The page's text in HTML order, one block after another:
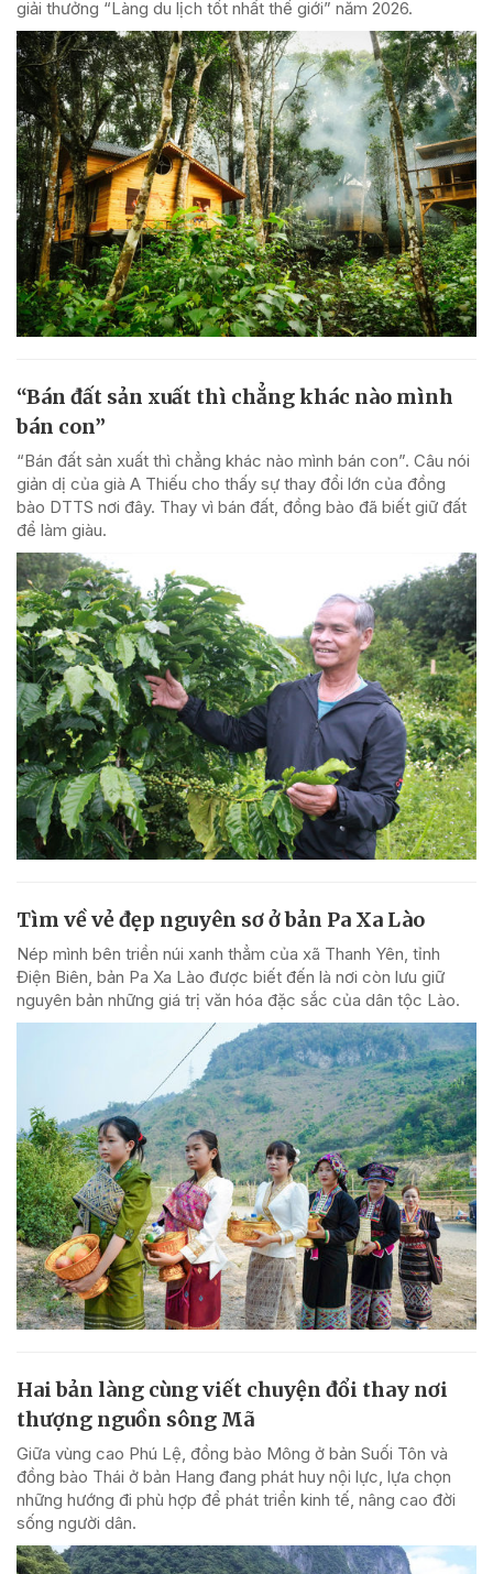
giải thưởng “Làng du lịch tốt nhất thế giới” năm 2026.
“Bán đất sản xuất thì chẳng khác nào mình
bán con”
“Bán đất sản xuất thì chẳng khác nào mình bán con”. Câu nói
giản dị của già A Thiếu cho thấy sự thay đổi lớn của đồng
bào DTTS nơi đây. Thay vì bán đất, đồng bào đã biết giữ đất
để làm giàu.
Tìm về vẻ đẹp nguyên sơ ở bản Pa Xa Lào
Nép mình bên triền núi xanh thẳm của xã Thanh Yên, tỉnh
Điện Biên, bản Pa Xa Lào được biết đến là nơi còn lưu giữ
nguyên bản những giá trị văn hóa đặc sắc của dân tộc Lào.
Hai bản làng cùng viết chuyện đổi thay nơi
thượng nguồn sông Mã
Giữa vùng cao Phú Lệ, đồng bào Mông ở bản Suối Tôn và
đồng bào Thái ở bản Hang đang phát huy nội lực, lựa chọn
những hướng đi phù hợp để phát triển kinh tế, nâng cao đời
sống người dân.